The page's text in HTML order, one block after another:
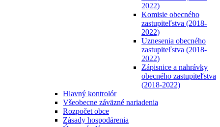
2022)
Komisie obecného
zastupiteľstva (2018-
2022)
Uznesenia obecného
zastupiteľstva (2018-
2022)
Zápisnice a nahrávky
obecného zastupiteľstva
(2018-2022)
Hlavný kontrolór
Všeobecne záväzné nariadenia
Rozpočet obce
Zásady hospodárenia